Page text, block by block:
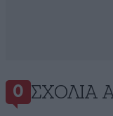
0 ΣΧΌΛΙΑ